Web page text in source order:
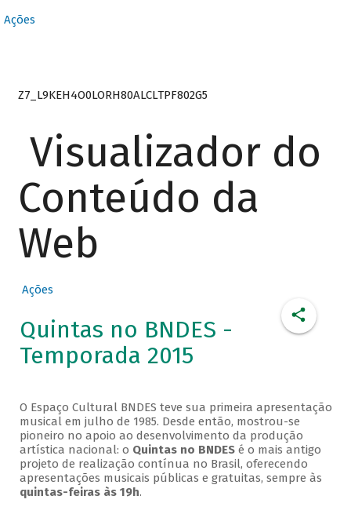
Ações
Z7_L9KEH4O0LORH80ALCLTPF802G5
Visualizador do
Conteúdo da
Web
Ações
Quintas no BNDES -
Temporada 2015
O Espaço Cultural BNDES teve sua primeira apresentação
musical em julho de 1985. Desde então, mostrou-se
pioneiro no apoio ao desenvolvimento da produção
artística nacional: o Quintas no BNDESé o mais antigo
projeto de realização contínua no Brasil, oferecendo
apresentações musicais públicas e gratuitas, sempre às
quintas-feiras às 19h.